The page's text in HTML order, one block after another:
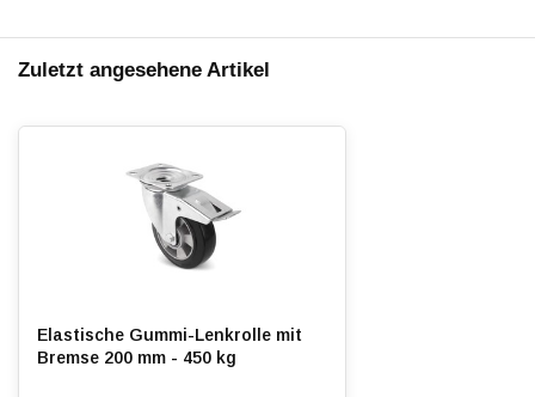
Zuletzt angesehene Artikel
Elastische Gummi-Lenkrolle mit
Bremse 200 mm - 450 kg